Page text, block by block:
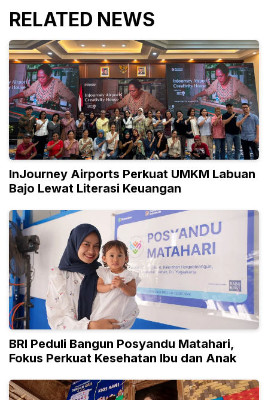
RELATED NEWS
InJourney Airports Perkuat UMKM Labuan
Bajo Lewat Literasi Keuangan
BRI Peduli Bangun Posyandu Matahari,
Fokus Perkuat Kesehatan Ibu dan Anak